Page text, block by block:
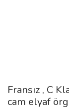
Fransız , C
cam elyaf